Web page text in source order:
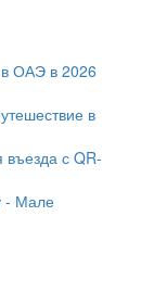
в ОАЭ в 2026
в
с QR-
- Мале